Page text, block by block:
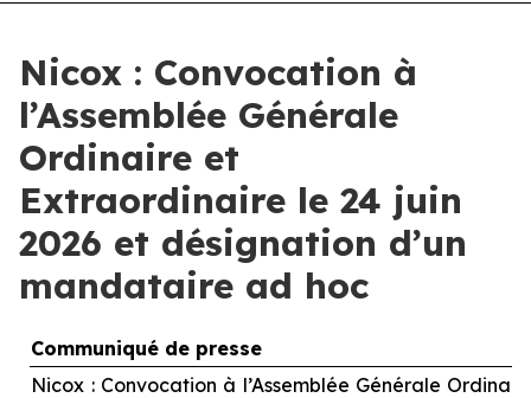
Nicox : Convocation à
l’Assemblée Générale
Ordinaire et
Extraordinaire le 24 juin
2026 et désignation d’un
mandataire ad hoc
Communiqué de presse
Nicox : Convocation à l’Assemblée Générale